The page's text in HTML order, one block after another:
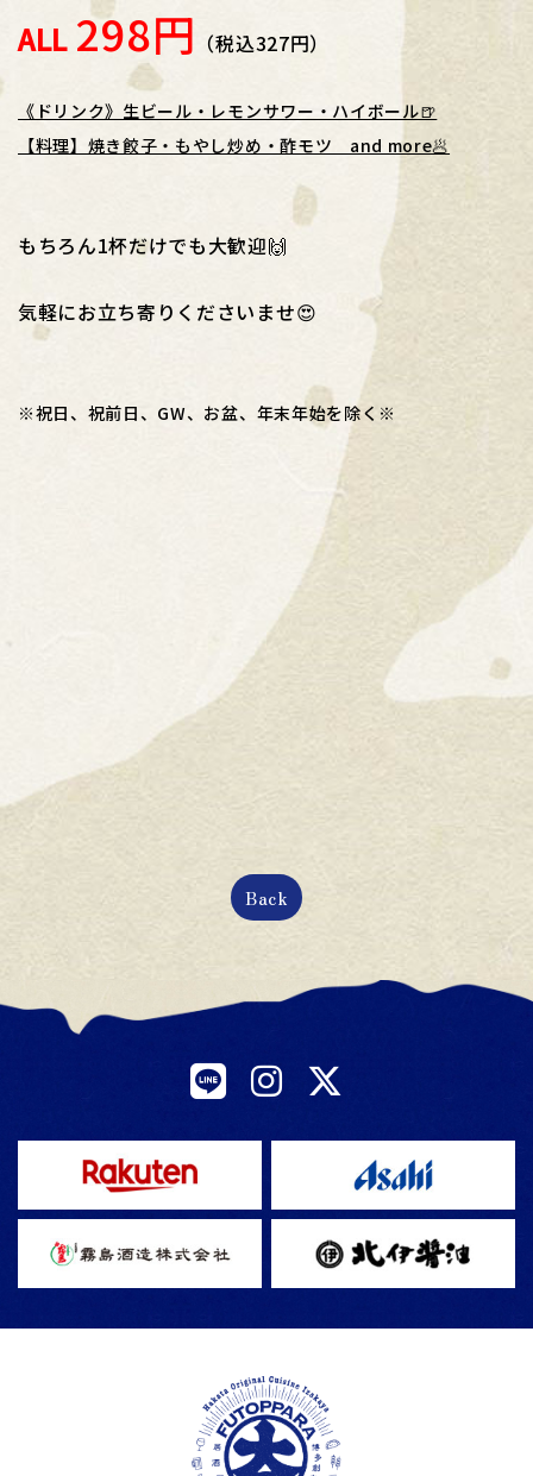
ALL 298円 （税込327円）
《ドリンク》生ビール・レモンサワー・ハイボール🍺
【料理】焼き餃子・もやし炒め・酢モツ and more🥟
もちろん1杯だけでも大歓迎🙌
気軽にお立ち寄りくださいませ😍
※祝日、祝前日、GW、お盆、年末年始を除く※
Back